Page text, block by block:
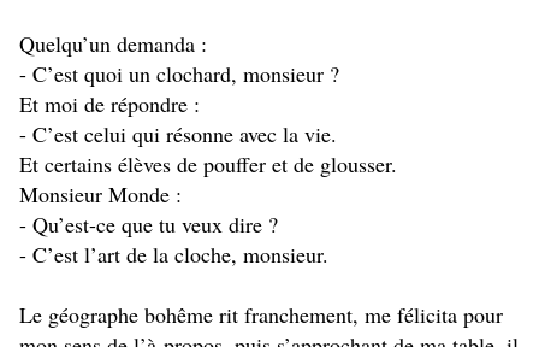
Quelqu’un demanda :
- C’est quoi un clochard, monsieur ?
Et moi de répondre :
- C’est celui qui résonne avec la vie.
Et certains élèves de pouffer et de glousser.
Monsieur Monde :
- Qu’est-ce que tu veux dire ?
- C’est l’art de la cloche, monsieur.
Le géographe bohême rit franchement, me félicita pour